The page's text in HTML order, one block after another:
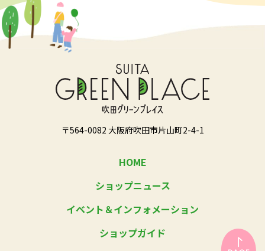
〒564-0082 大阪府吹田市片山町2-4-1
HOME
ショップニュース
イベント＆インフォメーション
ショップガイド